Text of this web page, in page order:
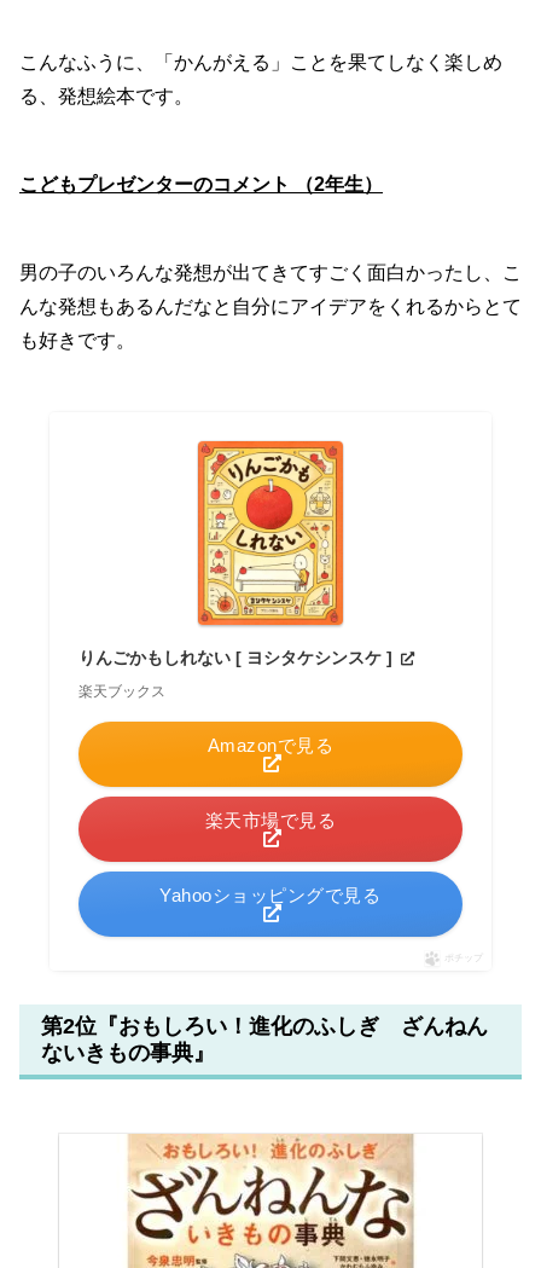
こんなふうに、「かんがえる」ことを果てしなく楽しめ
る、発想絵本です。
こどもプレゼンターのコメント （2年生）
男の子のいろんな発想が出てきてすごく面白かったし、こ
んな発想もあるんだなと自分にアイデアをくれるからとて
も好きです。
りんごかもしれない [ ヨシタケシンスケ ]
楽天ブックス
Amazonで見る
楽天市場で見る
Yahooショッピングで見る
ポチップ
第2位『おもしろい！進化のふしぎ ざんねん
ないきもの事典』